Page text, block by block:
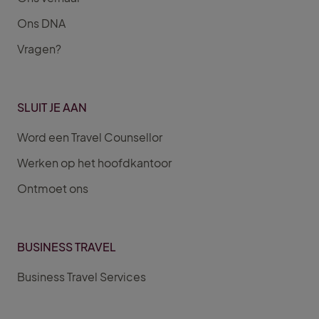
Ons DNA
Vragen?
SLUIT JE AAN
Word een Travel Counsellor
Werken op het hoofdkantoor
Ontmoet ons
BUSINESS TRAVEL
Business Travel Services